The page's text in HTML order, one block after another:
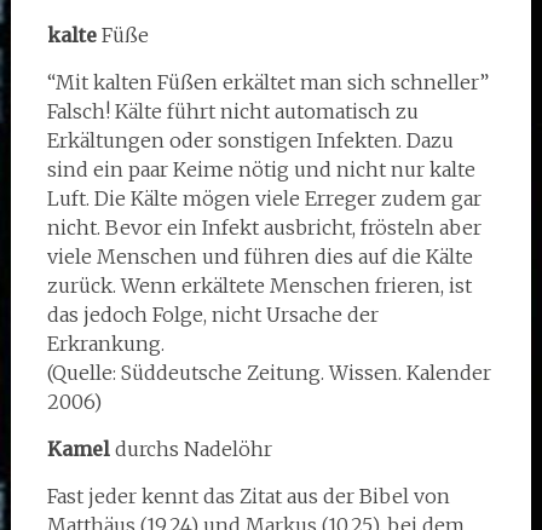
kalteFüße
“Mit kalten Füßen erkältet man sich schneller”
Falsch! Kälte führt nicht automatisch zu
Erkältungen oder sonstigen Infekten. Dazu
sind ein paar Keime nötig und nicht nur kalte
Luft. Die Kälte mögen viele Erreger zudem gar
nicht. Bevor ein Infekt ausbricht, frösteln aber
viele Menschen und führen dies auf die Kälte
zurück. Wenn erkältete Menschen frieren, ist
das jedoch Folge, nicht Ursache der
Erkrankung.
(Quelle: Süddeutsche Zeitung. Wissen. Kalender
2006)
Kameldurchs Nadelöhr
Fast jeder kennt das Zitat aus der Bibel von
Matthäus (19,24) und Markus (10,25), bei dem